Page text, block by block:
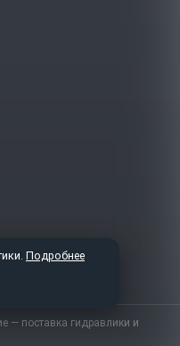
— поставка гидравлики и
Подробнее